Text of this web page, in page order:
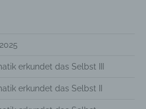
erkundet das Selbst III
erkundet das Selbst II